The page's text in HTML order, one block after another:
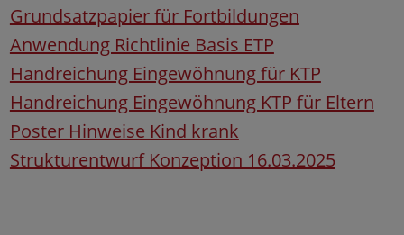
Grundsatzpapier für Fortbildungen
Anwendung Richtlinie Basis ETP
Handreichung Eingewöhnung für KTP
Handreichung Eingewöhnung KTP für Eltern
Poster Hinweise Kind krank
Strukturentwurf Konzeption 16.03.2025